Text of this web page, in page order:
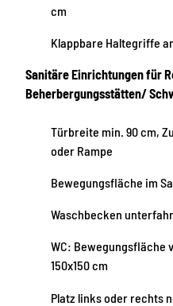
cm
Klappbare Haltegriffe
Sanitäre Einrichtungen für
Beherbergungsstätten/
Türbreite min. 90 cm,
oder Rampe
Bewegungsfläche im
Waschbecken
WC: Bewegungsfläche
150x150 cm
Platz links oder rechts